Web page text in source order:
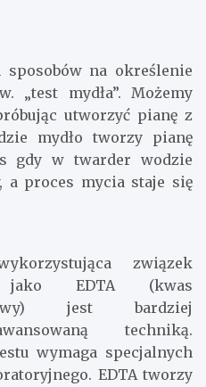
sposobów na określenie
„test mydła”. Możemy
utworzyć pianę z
mydło tworzy pianę
gdy w twarder wodzie
proces mycia staje się
związek
jako EDTA (kwas
jest bardziej
techniką.
wymaga specjalnych
EDTA tworzy